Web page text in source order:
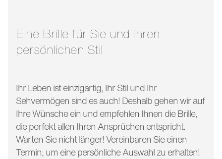
Eine Brille für Sie und Ihren
persönlichen Stil
Ihr Leben ist einzigartig, Ihr Stil und Ihr
Sehvermögen sind es auch! Deshalb gehen wir auf
Ihre Wünsche ein und empfehlen Ihnen die Brille,
die perfekt allen Ihren Ansprüchen entspricht.
Warten Sie nicht länger! Vereinbaren Sie einen
Termin, um eine persönliche Auswahl zu erhalten!